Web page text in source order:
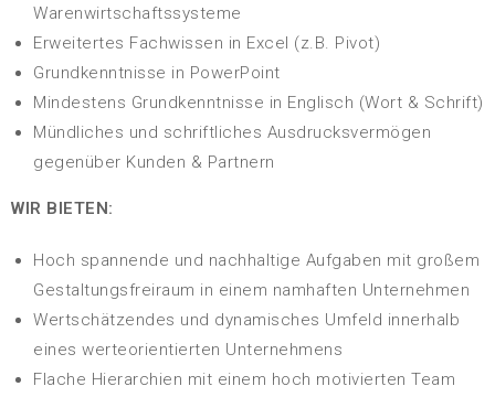
Warenwirtschaftssysteme
Erweitertes Fachwissen in Excel (z.B. Pivot)
Grundkenntnisse in PowerPoint
Mindestens Grundkenntnisse in Englisch (Wort & Schrift)
Mündliches und schriftliches Ausdrucksvermögen
gegenüber Kunden & Partnern
WIR BIETEN:
Hoch spannende und nachhaltige Aufgaben mit großem
Gestaltungsfreiraum in einem namhaften Unternehmen
Wertschätzendes und dynamisches Umfeld innerhalb
eines werteorientierten Unternehmens
Flache Hierarchien mit einem hoch motivierten Team